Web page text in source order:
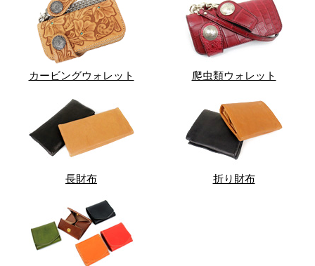
カービングウォレット 爬虫類ウォレット
長財布 折り財布